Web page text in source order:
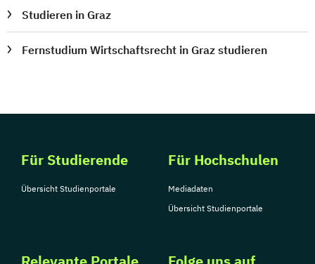
Studieren in Graz
Fernstudium Wirtschaftsrecht in Graz studieren
Für Studierende
Übersicht Studienportale
Für Hochschulen
Mediadaten
Übersicht Studienportale